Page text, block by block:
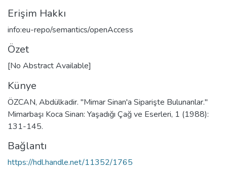
Erişim Hakkı
info:eu-repo/semantics/openAccess
Özet
[No Abstract Available]
Künye
ÖZCAN, Abdülkadir. "Mimar Sinan'a Siparişte Bulunanlar."
Mimarbaşı Koca Sinan: Yaşadığı Çağ ve Eserleri, 1 (1988):
131-145.
Bağlantı
https://hdl.handle.net/11352/1765